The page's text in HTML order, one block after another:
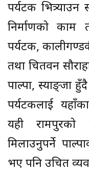
पर्यटक
निर्माणको काम
पर्यटक,
तथा चितवन
पाल्पा, स्याङ्जा
पर्यटकलाई
यही रामपुरको
मिलाउनुपर्ने
भए पनि उचित